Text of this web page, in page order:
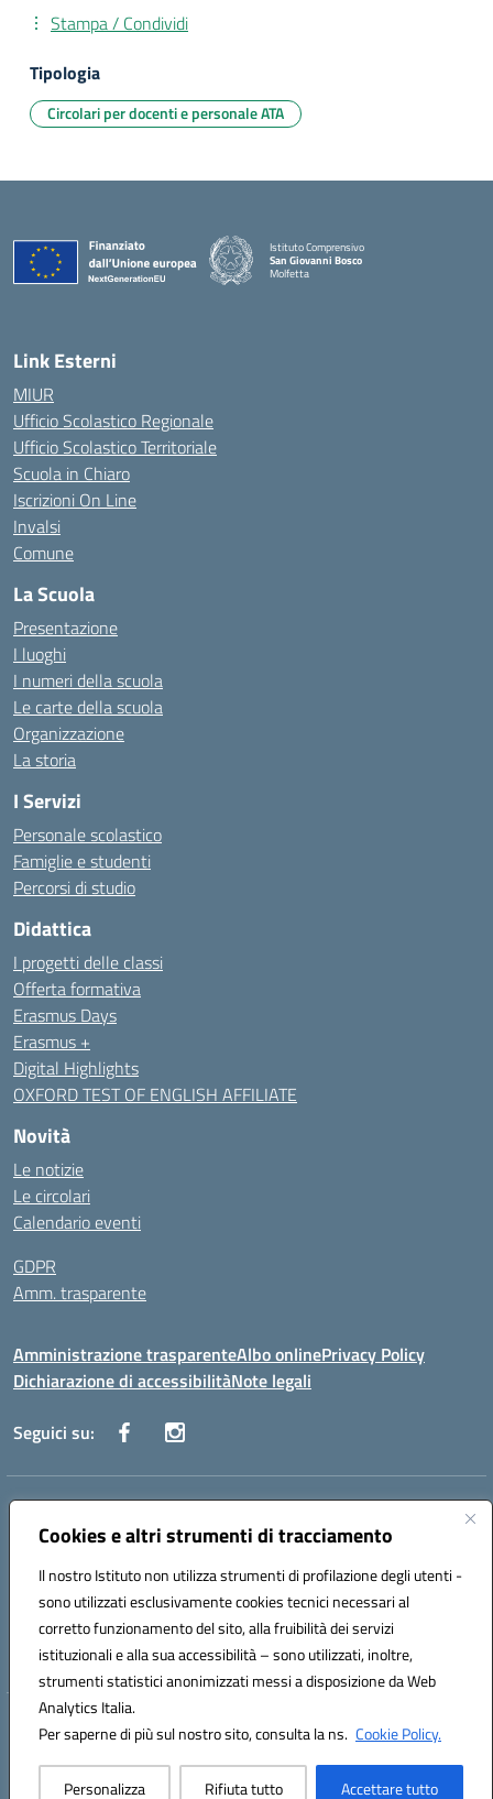
Cookies e altri strumenti di tracciamento
Il nostro Istituto non utilizza strumenti di profilazione degli utenti -
sono utilizzati esclusivamente cookies tecnici necessari al
corretto funzionamento del sito, alla fruibilità dei servizi
istituzionali e alla sua accessibilità – sono utilizzati, inoltre,
strumenti statistici anonimizzati messi a disposizione da Web
Analytics Italia.
Per saperne di più sul nostro sito, consulta la ns. Cookie Policy.
Personalizza Rifiuta tutto Accettare tutto
Stampa / Condividi
Tipologia
Circolari per docenti e personale ATA
Istituto Comprensivo
San Giovanni Bosco
Molfetta
Link Esterni
MIUR
Ufficio Scolastico Regionale
Ufficio Scolastico Territoriale
Scuola in Chiaro
Iscrizioni On Line
Invalsi
Comune
La Scuola
Presentazione
I luoghi
I numeri della scuola
Le carte della scuola
Organizzazione
La storia
I Servizi
Personale scolastico
Famiglie e studenti
Percorsi di studio
Didattica
I progetti delle classi
Offerta formativa
Erasmus Days
Erasmus +
Digital Highlights
OXFORD TEST OF ENGLISH AFFILIATE
Novità
Le notizie
Le circolari
Calendario eventi
GDPR
Amm. trasparente
Amministrazione trasparenteAlbo onlinePrivacy Policy
Dichiarazione di accessibilitàNote legali
Seguici su:
Indirizzo:
Centralino:+39 080 2446680 Email:baic882008@istruzione.it
Codice fiscale: 80023470729
Codice meccanografico:
BAIC882008
Codice unico di fatturazione (CUF): UFEUNT
Hosting & Powered by 3D Solution S.r.l.
Concept & Design by Designers Italia